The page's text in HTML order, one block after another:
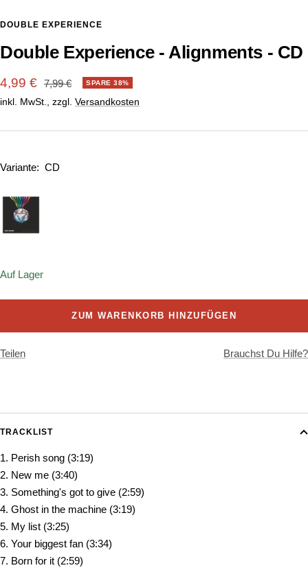
DOUBLE EXPERIENCE
Double Experience - Alignments - CD
Angebotspreis
4,99 € Regulärer
Preis
7,99 € SPARE 38%
inkl. MwSt., zzgl. Versandkosten
Variante: CD
Auf Lager
ZUM WARENKORB HINZUFÜGEN
Teilen Brauchst Du Hilfe?
TRACKLIST
1. Perish song (3:19)
2. New me (3:40)
3. Something's got to give (2:59)
4. Ghost in the machine (3:19)
5. My list (3:25)
6. Your biggest fan (3:34)
7. Born for it (2:59)